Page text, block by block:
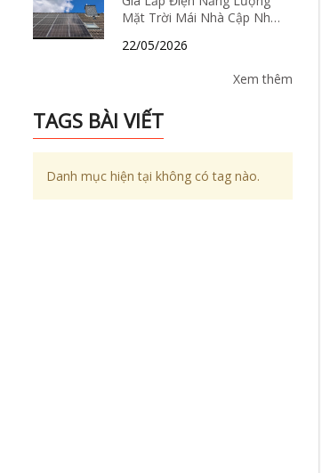
Mặt Trời Mái Nhà Cập Nhật
Để Đầu Tư?
22/05/2026
Xem thêm
TAGS BÀI VIẾT
Danh mục hiện tại không có tag nào.